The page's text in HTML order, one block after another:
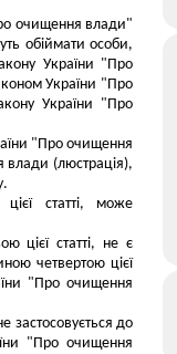
очищення влади"
обіймати особи,
України "Про
України "Про
України "Про
"Про очищення
(люстрація),
статті, може
цієї статті, не є
четвертою цієї
"Про очищення
застосовується до
"Про очищення